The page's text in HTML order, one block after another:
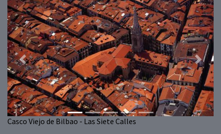
Casco Viejo de Bilbao - Las Siete Calles
Previous Next